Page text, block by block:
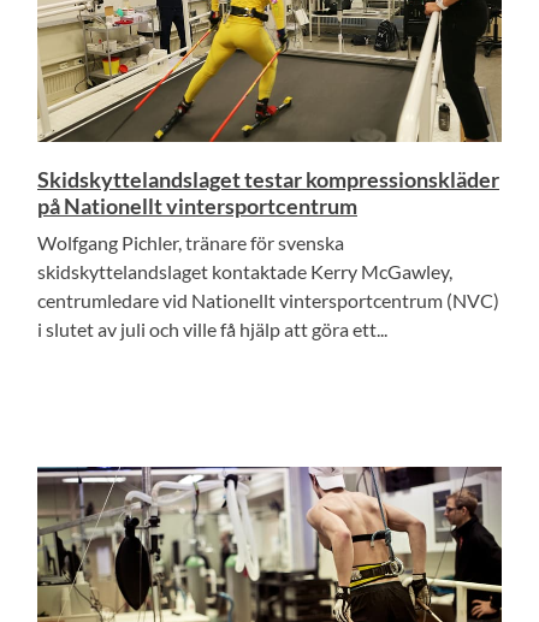
Skidskyttelandslaget testar kompressionskläder
på Nationellt vintersportcentrum
Wolfgang Pichler, tränare för svenska
skidskyttelandslaget kontaktade Kerry McGawley,
centrumledare vid Nationellt vintersportcentrum (NVC)
i slutet av juli och ville få hjälp att göra ett...